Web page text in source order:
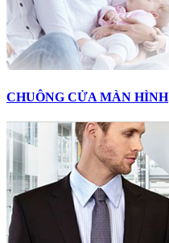
CHUÔNG CỬA MÀN HÌNH